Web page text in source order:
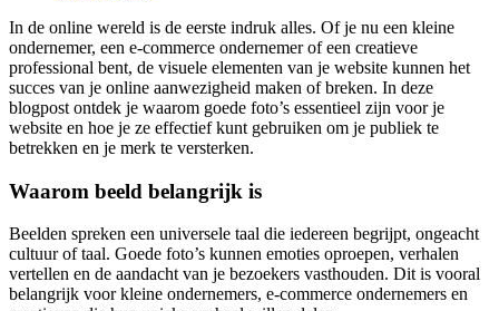
In de online wereld is de eerste indruk alles. Of je nu een kleine
ondernemer, een e-commerce ondernemer of een creatieve
professional bent, de visuele elementen van je website kunnen het
succes van je online aanwezigheid maken of breken. In deze
blogpost ontdek je waarom goede foto’s essentieel zijn voor je
website en hoe je ze effectief kunt gebruiken om je publiek te
betrekken en je merk te versterken.
Waarom beeld belangrijk is
Beelden spreken een universele taal die iedereen begrijpt, ongeacht
cultuur of taal. Goede foto’s kunnen emoties oproepen, verhalen
vertellen en de aandacht van je bezoekers vasthouden. Dit is vooral
belangrijk voor kleine ondernemers, e-commerce ondernemers en